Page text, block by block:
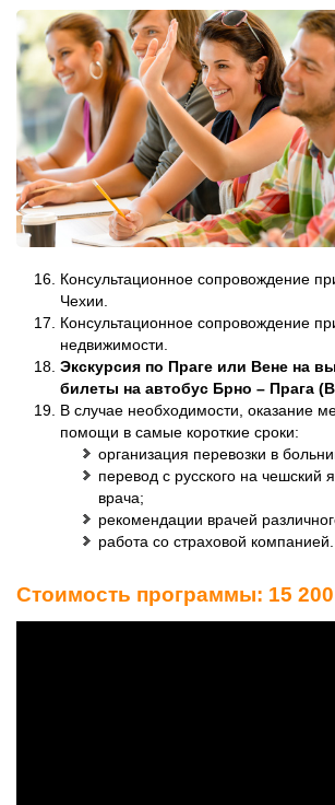
Консультационное сопровождение
Чехии.
Консультационное сопровождение
недвижимости.
Экскурсия по Праге или Вене на
билеты на автобус Брно – Прага
В случае необходимости, оказание
помощи в самые короткие сроки:
организация перевозки в
перевод с русского на чешский
врача;
рекомендации врачей
работа со страховой компанией.
Стоимость программы: 15